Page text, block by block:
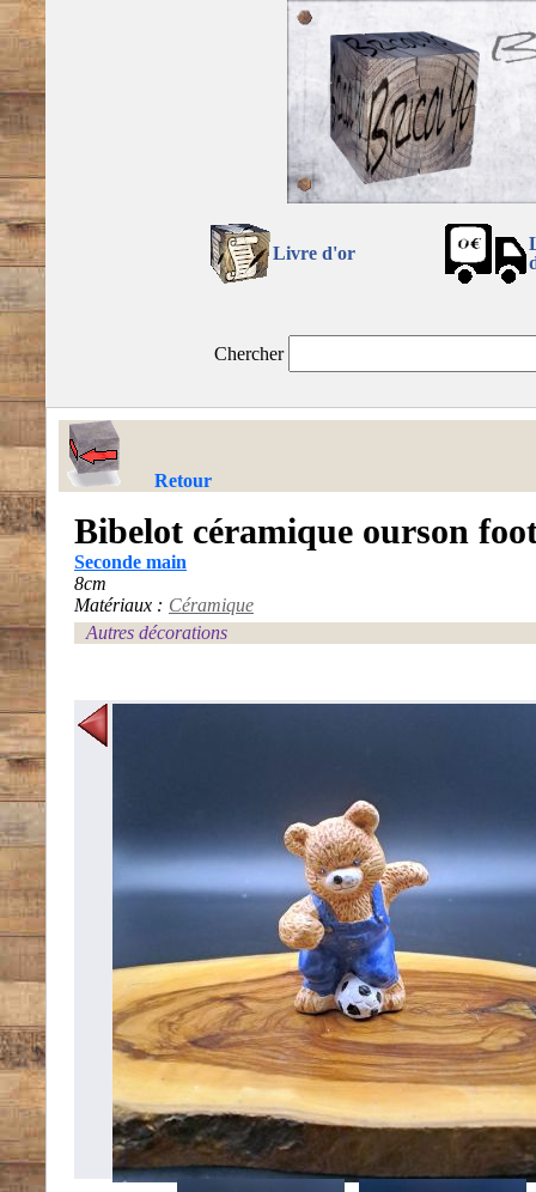
Livre d'or
Chercher
Retour
Bibelot céramique ourson
Seconde main
8cm
Matériaux : Céramique
Autres décorations